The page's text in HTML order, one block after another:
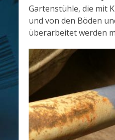
Gartenstühle, die mit
und von den Böden
überarbeitet werden